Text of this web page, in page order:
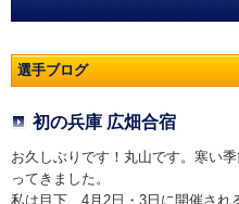
選手ブログ
初の兵庫 広畑合宿
お久しぶりです！丸山です。寒い
ってきました。
私は目下、4月2日・3日に開催され